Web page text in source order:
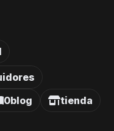
0blog tienda